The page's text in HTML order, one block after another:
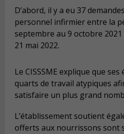
D’abord, il y a eu 37
personnel infirmier entre la
septembre au 9 octobre
21 mai 2022.
Le CISSSME explique que
quarts de travail atypiques
satisfaire un plus grand
L’établissement soutient
offerts aux nourrissons sont